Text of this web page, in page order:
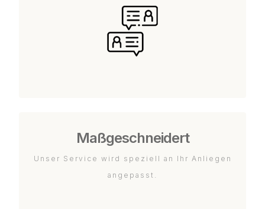
Maßgeschneidert
Unser Service wird speziell an Ihr Anliegen
angepasst.